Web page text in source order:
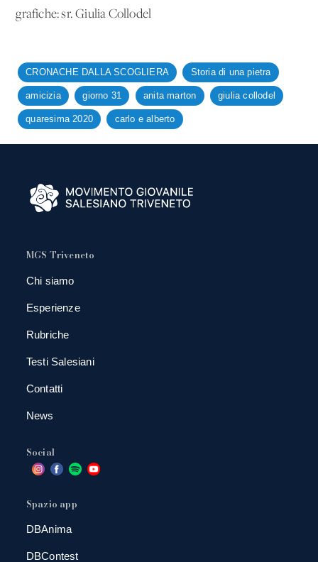
grafiche: sr. Giulia Collodel
CRONACHE DALLA SCOGLIERA Storia di una pietra
amicizia giorno 31 anita marton giulia collodel
quaresima 2020 carlo e alberto
MGS Triveneto
Chi siamo
Esperienze
Rubriche
Testi Salesiani
Contatti
News
Social
Spazio app
DBAnima
DBContest